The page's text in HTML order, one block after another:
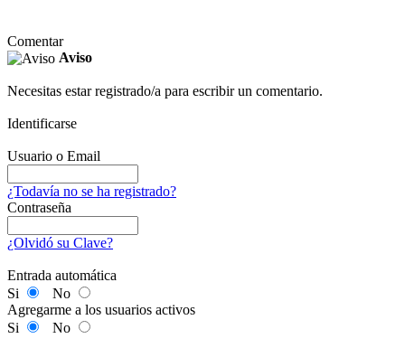
Comentar
Aviso
Necesitas estar registrado/a para escribir un comentario.
Identificarse
Usuario o Email
¿Todavía no se ha registrado?
Contraseña
¿Olvidó su Clave?
Entrada automática
Si
No
Agregarme a los usuarios activos
Si
No